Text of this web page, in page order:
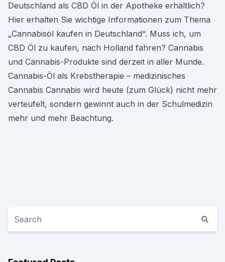
Deutschland als CBD Öl in der Apotheke erhältlich?
Hier erhalten Sie wichtige Informationen zum Thema
„Cannabisöl kaufen in Deutschland“. Muss ich, um
CBD Öl zu kaufen, nach Holland fahren? Cannabis
und Cannabis-Produkte sind derzeit in aller Munde.
Cannabis-Öl als Krebstherapie – medizinisches
Cannabis Cannabis wird heute (zum Glück) nicht mehr
verteufelt, sondern gewinnt auch in der Schulmedizin
mehr und mehr Beachtung.